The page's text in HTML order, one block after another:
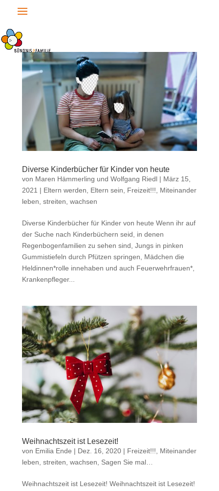
Diverse Kinderbücher für Kinder von heute
von Maren Hämmerling und Wolfgang Riedl| März 15,
2021 | Eltern werden, Eltern sein Freizeit!!!
Miteinander
leben, streiten, wachsen
Diverse Kinderbücher für Kinder von heute Wenn ihr auf
der Suche nach Kinderbüchern seid, in denen
Regenbogenfamilien zu sehen sind, Jungs in pinken
Gummistiefeln durch Pfützen springen, Mädchen die
Heldinnen*rolle innehaben und auch Feuerwehrfrauen*,
Krankenpfleger...
Weihnachtszeit ist Lesezeit!
von Emilia Ende | Dez. 16, 2020| Freizeit!!!
Miteinander
leben, streiten, wachsen
Sagen Sie mal…
Weihnachtszeit ist Lesezeit! Weihnachtszeit ist Lesezeit!